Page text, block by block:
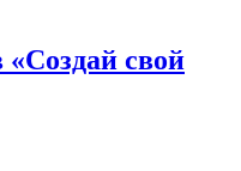
«Создай свой